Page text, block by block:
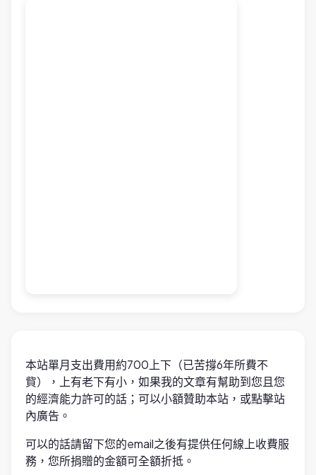
本站單月支出費用約700上下（已苦撐6年所費不
貲），上有老下有小，如果我的文章有幫助到您且您
的經濟能力許可的話；可以小額贊助本站，或點擊站
內廣告。
可以的話請留下您的email之後有提供任何線上收費服
務，您所捐贈的金額可全額折抵。